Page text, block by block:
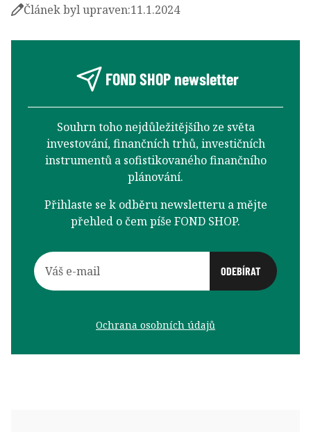
Článek byl upraven:11.1.2024
FOND SHOP newsletter
Souhrn toho nejdůležitějšího ze světa
investování, finančních trhů, investičních
instrumentů a sofistikovaného finančního
plánování.
Přihlaste se k odběru newsletteru a mějte
přehled o čem píše FOND SHOP.
Ochrana osobních údajů